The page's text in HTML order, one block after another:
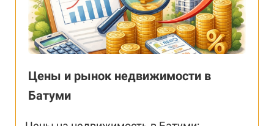
Цены и рынок недвижимости в
Батуми